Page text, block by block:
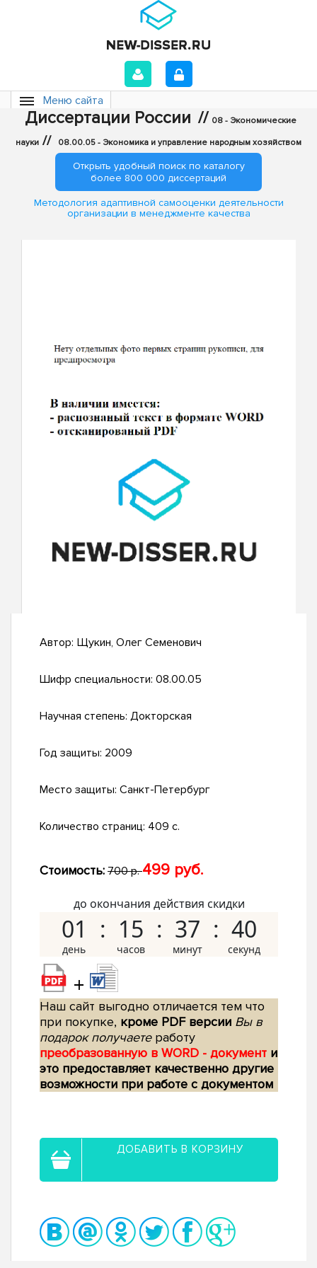
Меню сайта
Диссертации России // 08 - Экономические
науки // 08.00.05 - Экономика и управление народным хозяйством
Открыть удобный поиск по каталогу
более 800 000 диссертаций
Методология адаптивной самооценки деятельности
организации в менеджменте качества
Автор: Щукин, Олег Семенович
Шифр специальности: 08.00.05
Научная степень: Докторская
Год защиты: 2009
Место защиты: Санкт-Петербург
Количество страниц: 409 с.
Стоимость: 700 р.499 руб.
до окончания действия скидки
01 15 37 39
+
Наш сайт выгодно отличается тем что
при покупке, кроме PDF версии Вы в
подарок получаетеработу
преобразованную в WORD - документ и
это предоставляет качественно другие
возможности при работе с документом
ДОБАВИТЬ В КОРЗИНУ